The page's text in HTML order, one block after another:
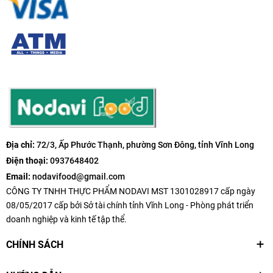
Địa chỉ: 72/3, Ấp Phước Thạnh, phường Sơn Đông, tỉnh Vĩnh Long
Điện thoại: 0937648402
Email: nodavifood@gmail.com
CÔNG TY TNHH THỰC PHẨM NODAVI MST 1301028917 cấp ngày
08/05/2017 cấp bởi Sở tài chính tỉnh Vĩnh Long - Phòng phát triển
doanh nghiệp và kinh tế tập thể.
CHÍNH SÁCH